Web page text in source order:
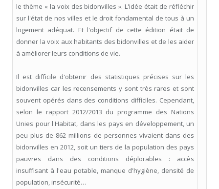
le thème « la voix des bidonvilles ». L'idée était de réfléchir
sur l'état de nos villes et le droit fondamental de tous à un
logement adéquat. Et l'objectif de cette édition était de
donner la voix aux habitants des bidonvilles et de les aider
à améliorer leurs conditions de vie.
Il est difficile d'obtenir des statistiques précises sur les
bidonvilles car les recensements y sont très rares et sont
souvent opérés dans des conditions difficiles. Cependant,
selon le rapport 2012/2013 du programme des Nations
Unies pour l'Habitat, dans les pays en développement, un
peu plus de 862 millions de personnes vivaient dans des
bidonvilles en 2012, soit un tiers de la population des pays
pauvres dans des conditions déplorables : accès
insuffisant à l'eau potable, manque d'hygiène, densité de
population, insécurité…